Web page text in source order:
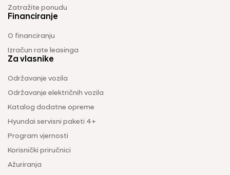
Zatražite ponudu
Financiranje
O financiranju
Izračun rate leasinga
Za vlasnike
Održavanje vozila
Održavanje električnih vozila
Katalog dodatne opreme
Hyundai servisni paketi 4+
Program vjernosti
Korisnički priručnici
Ažuriranja